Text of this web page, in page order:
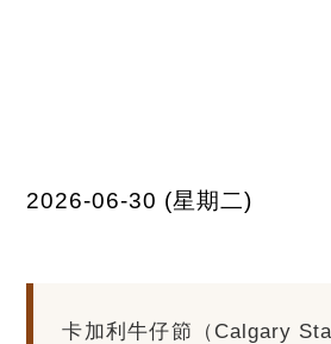
2026-06-30 (星期二)
卡加利牛仔節（Calgary